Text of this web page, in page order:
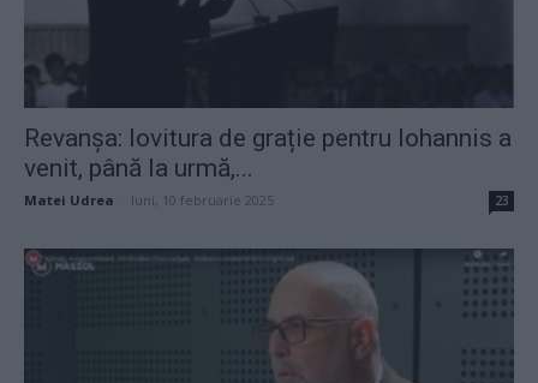
Revanșa: lovitura de grație pentru Iohannis a
venit, până la urmă,...
Matei Udrea luni, 10 februarie 2025 23